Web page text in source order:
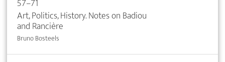
Art, Politics, History. Notes on Badiou
and Rancière
Bruno Bosteels